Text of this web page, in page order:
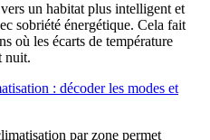
un habitat plus intelligent et
sobriété énergétique. Cela fait
où les écarts de température
nuit.
: décoder les modes et